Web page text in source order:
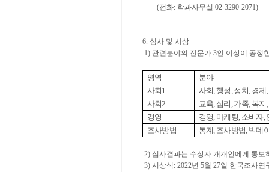
(전화: 학과사무실 02-3290-2071)
6. 심사 및 시상
1) 관련분야의 전문가 3인 이상이 공정
영역
분야
사회1 사회,행정 ,정치, 경제 ,
사회2 교육, 심리 ,가족, 복지 ,
경영
경영, 마케팅, 소비자,
조사방법
통계, 조사방법, 빅데
2) 심사결과는 수상자 개개인에게 통
3) 시상식: 2022년 5월 27일 한국조사